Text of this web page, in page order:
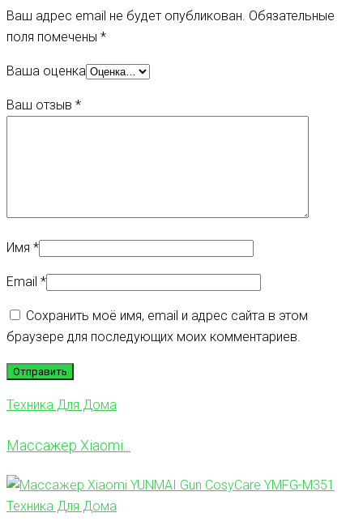
Ваш адрес email не будет опубликован. Обязательные
поля помечены *
Ваша оценка
Ваш отзыв *
Имя *
Email *
Сохранить моё имя, email и адрес сайта в этом
браузере для последующих моих комментариев.
Техника Для Дома
Массажер Xiaomi...
Техника Для Дома